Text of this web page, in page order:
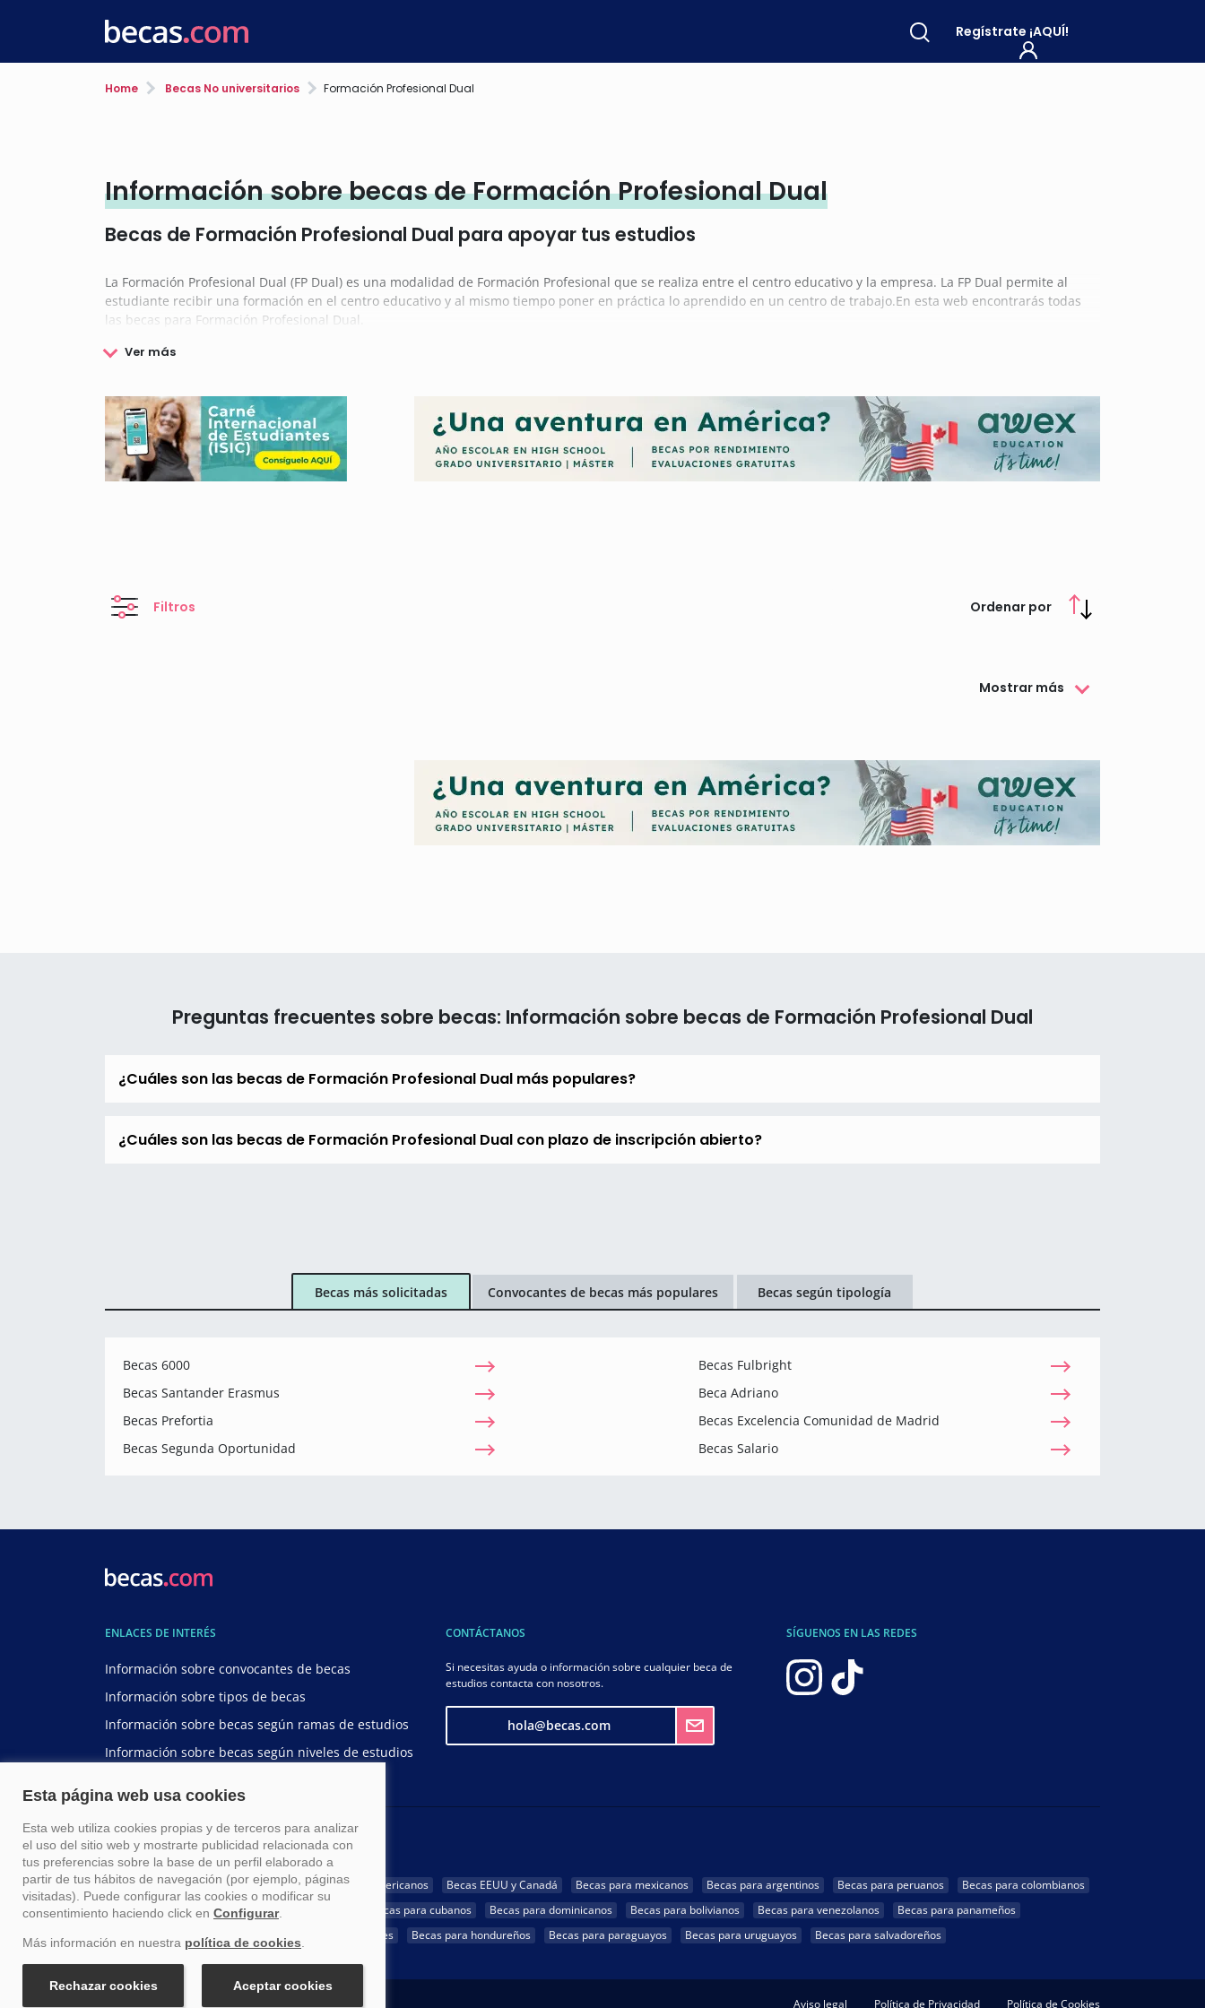
Regístrate ¡AQUÍ!
Home Becas No universitarios Formación Profesional Dual
Información sobre becas de Formación Profesional Dual
Becas de Formación Profesional Dual para apoyar tus estudios
La Formación Profesional Dual (FP Dual) es una modalidad de Formación Profesional que se realiza entre el centro educativo y la empresa. La FP Dual permite al
estudiante recibir una formación en el centro educativo y al mismo tiempo poner en práctica lo aprendido en un centro de trabajo.En esta web encontrarás todas
las becas para Formación Profesional Dual.
Filtros Ordenar por
Mostrar más
Preguntas frecuentes sobre becas: Información sobre becas de Formación Profesional Dual
¿Cuáles son las becas de Formación Profesional Dual más populares?
¿Cuáles son las becas de Formación Profesional Dual con plazo de inscripción abierto?
Becas más solicitadas Convocantes de becas más populares Becas según tipología
Becas 6000
Becas Fulbright
Becas Santander Erasmus
Beca Adriano
Becas Prefortia
Becas Excelencia Comunidad de Madrid
Becas Segunda Oportunidad
Becas Salario
ENLACES DE INTERÉS
Información sobre convocantes de becas
Información sobre tipos de becas
Información sobre becas según ramas de estudios
Información sobre becas según niveles de estudios
CONTÁCTANOS
Si necesitas ayuda o información sobre cualquier beca de
estudios contacta con nosotros.
hola@becas.com
SÍGUENOS EN LAS REDES
BECAS POR NACIONALIDAD
Becas para estudiar en España Becas para latinoamericanos Becas EEUU y Canadá Becas para mexicanos Becas para argentinos Becas para peruanos
Becas para colombianos
Becas para ecuatorianos
Becas para chilenos Becas para cubanos Becas para dominicanos Becas para bolivianos Becas para venezolanos
Becas para panameños
Becas para guatemaltecos
Becas para costarricenses Becas para hondureños Becas para paraguayos Becas para uruguayos Becas para salvadoreños
Aviso legal Política de Privacidad Política de Cookies